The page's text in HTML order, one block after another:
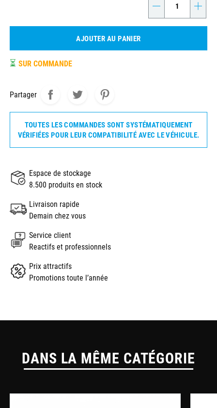
- +
AJOUTER AU PANIER
⏳ SUR COMMANDE
Partager
TOUTES LES COMMANDES SONT SYSTÉMATIQUEMENT
VÉRIFIÉES POUR LEUR COMPATIBILITÉ AVEC LE VÉHICULE.
Espace de stockage
8.500 produits en stock
Livraison rapide
Demain chez vous
Service client
Reactifs et professionnels
Prix attractifs
Promotions toute l’année
DANS LA MÊME CATÉGORIE